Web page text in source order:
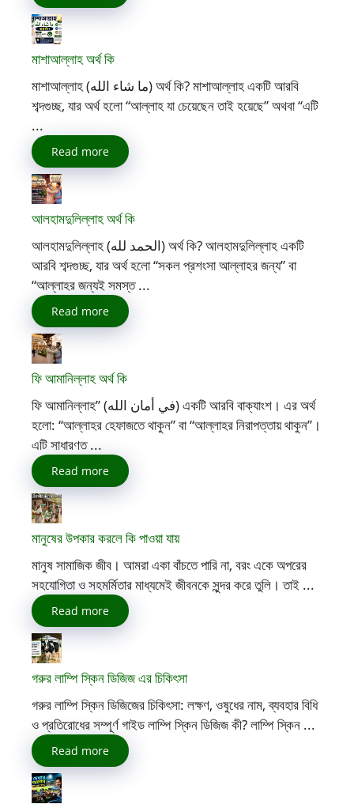
মাশাআল্লাহ অর্থ কি
মাশাআল্লাহ (ما شاء الله) অর্থ কি? মাশাআল্লাহ একটি আরবি
শব্দগুচ্ছ, যার অর্থ হলো “আল্লাহ যা চেয়েছেন তাই হয়েছে” অথবা “এটি
...
Read more
আলহামদুলিল্লাহ অর্থ কি
আলহামদুলিল্লাহ (الحمد لله) অর্থ কি? আলহামদুলিল্লাহ একটি
আরবি শব্দগুচ্ছ, যার অর্থ হলো “সকল প্রশংসা আল্লাহর জন্য” বা
“আল্লাহর জন্যই সমস্ত ...
Read more
ফি আমানিল্লাহ অর্থ কি
ফি আমানিল্লাহ” (في أمان الله) একটি আরবি বাক্যাংশ। এর অর্থ
হলো: “আল্লাহর হেফাজতে থাকুন” বা “আল্লাহর নিরাপত্তায় থাকুন”।
এটি সাধারণত ...
Read more
মানুষের উপকার করলে কি পাওয়া যায়
মানুষ সামাজিক জীব। আমরা একা বাঁচতে পারি না, বরং একে অপরের
সহযোগিতা ও সহমর্মিতার মাধ্যমেই জীবনকে সুন্দর করে তুলি। তাই ...
Read more
গরুর লাম্পি স্কিন ডিজিজ এর চিকিৎসা
গরুর লাম্পি স্কিন ডিজিজের চিকিৎসা: লক্ষণ, ওষুধের নাম, ব্যবহার বিধি
ও প্রতিরোধের সম্পূর্ণ গাইড লাম্পি স্কিন ডিজিজ কী? লাম্পি স্কিন ...
Read more